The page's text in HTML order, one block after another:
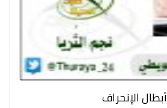
أبطال الإنحراف